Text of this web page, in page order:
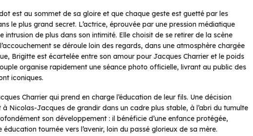
est au sommet de sa gloire et que chaque geste est guetté par les
le plus grand secret. L’actrice, éprouvée par une pression médiatique
de plus dans son intimité. Elle choisit de se retirer de la scène
se déroule loin des regards, dans une atmosphère chargée
Brigitte est écartelée entre son amour pour Jacques Charrier et le poids
organise rapidement une séance photo officielle, livrant au public des
iconiques.
Charrier qui prend en charge l’éducation de leur fils. Une décision
Nicolas-Jacques de grandir dans un cadre plus stable, à l’abri du tumulte
son développement : il bénéficie d’une enfance protégée,
tournée vers l’avenir, loin du passé glorieux de sa mère.